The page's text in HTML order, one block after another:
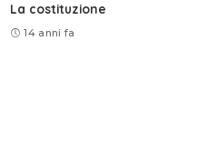
La costituzione
14 anni fa